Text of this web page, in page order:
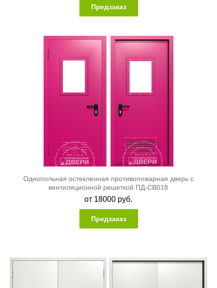
Предзаказ
Однопольная остекленная противопожарная дверь с
вентиляционной решеткой ПД-СВ018
от 18000 руб.
Предзаказ